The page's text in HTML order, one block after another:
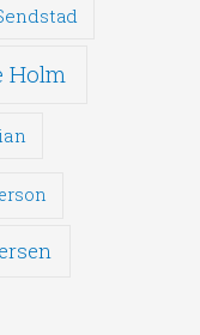
Holm